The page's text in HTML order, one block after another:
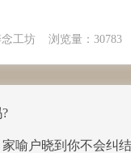
念工坊 浏览量： 30783
喻户晓到你不会纠